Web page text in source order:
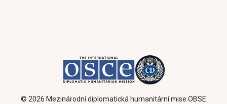
© 2026 Mezinárodní diplomatická humanitární mise OBSE